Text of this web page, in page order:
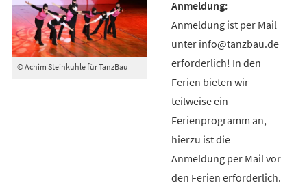
© Achim Steinkuhle für TanzBau
Anmeldung ist per Mail
unter info@tanzbau.de
erforderlich! In den
Ferien bieten wir
teilweise ein
Ferienprogramm an,
hierzu ist die
Anmeldung per Mail vor
den Ferien erforderlich.